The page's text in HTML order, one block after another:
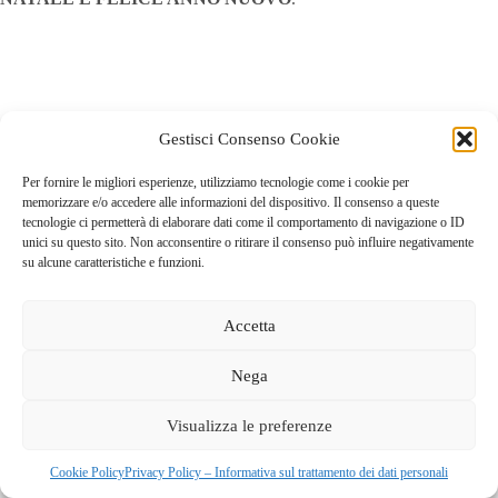
Gestisci Consenso Cookie
Per fornire le migliori esperienze, utilizziamo tecnologie come i cookie per
memorizzare e/o accedere alle informazioni del dispositivo. Il consenso a queste
tecnologie ci permetterà di elaborare dati come il comportamento di navigazione o ID
unici su questo sito. Non acconsentire o ritirare il consenso può influire negativamente
su alcune caratteristiche e funzioni.
Accetta
Nega
Visualizza le preferenze
Cookie PolicyPrivacy Policy – Informativa sul trattamento dei dati personali
Via Valmarina, 25 – 24123Bergamo| C.F. 04240740169 –
Copyright © 2026 - Tema WordPress sviluppato daCreative
Themes